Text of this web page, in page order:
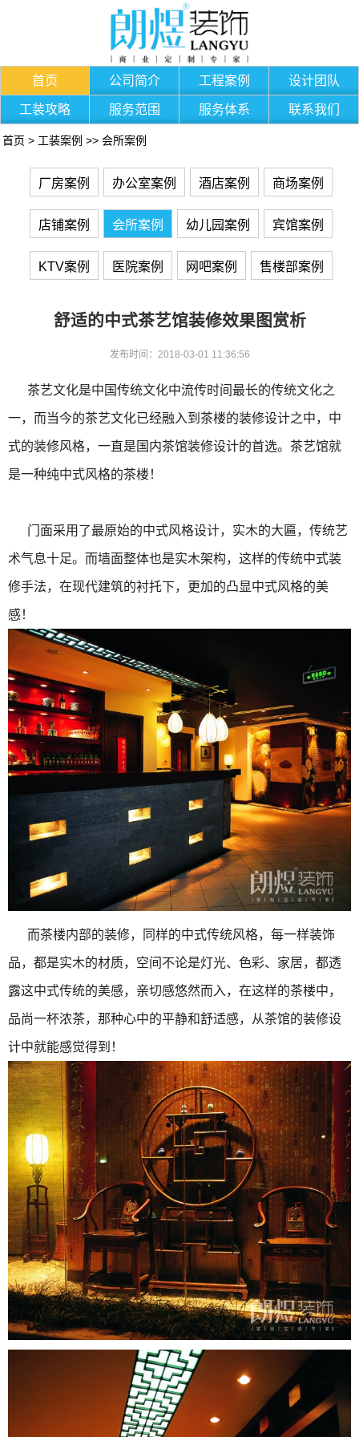
首页 公司简介 工程案例 设计团队
工装攻略 服务范围 服务体系 联系我们
首页 > 工装案例 >> 会所案例
厂房案例 办公室案例 酒店案例 商场案例
店铺案例 会所案例 幼儿园案例 宾馆案例
KTV案例 医院案例 网吧案例 售楼部案例
舒适的中式茶艺馆装修效果图赏析
发布时间：2018-03-01 11:36:56
茶艺文化是中国传统文化中流传时间最长的传统文化之
一，而当今的茶艺文化已经融入到茶楼的装修设计之中，中
式的装修风格，一直是国内茶馆装修设计的首选。茶艺馆就
是一种纯中式风格的茶楼！
门面采用了最原始的中式风格设计，实木的大匾，传统艺
术气息十足。而墙面整体也是实木架构，这样的传统中式装
修手法，在现代建筑的衬托下，更加的凸显中式风格的美
感！
而茶楼内部的装修，同样的中式传统风格，每一样装饰
品，都是实木的材质，空间不论是灯光、色彩、家居，都透
露这中式传统的美感，亲切感悠然而入，在这样的茶楼中，
品尚一杯浓茶，那种心中的平静和舒适感，从茶馆的装修设
计中就能感觉得到！